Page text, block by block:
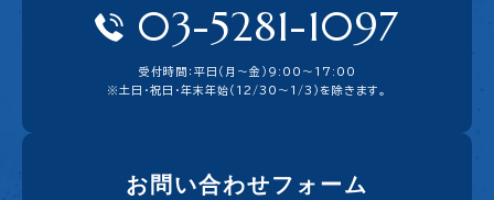
03-5281-1097
受付時間：平日（月〜金）9:00〜17:00
※土日・祝日・年末年始（12/30～1/3）を除きます。
お問い合わせフォーム